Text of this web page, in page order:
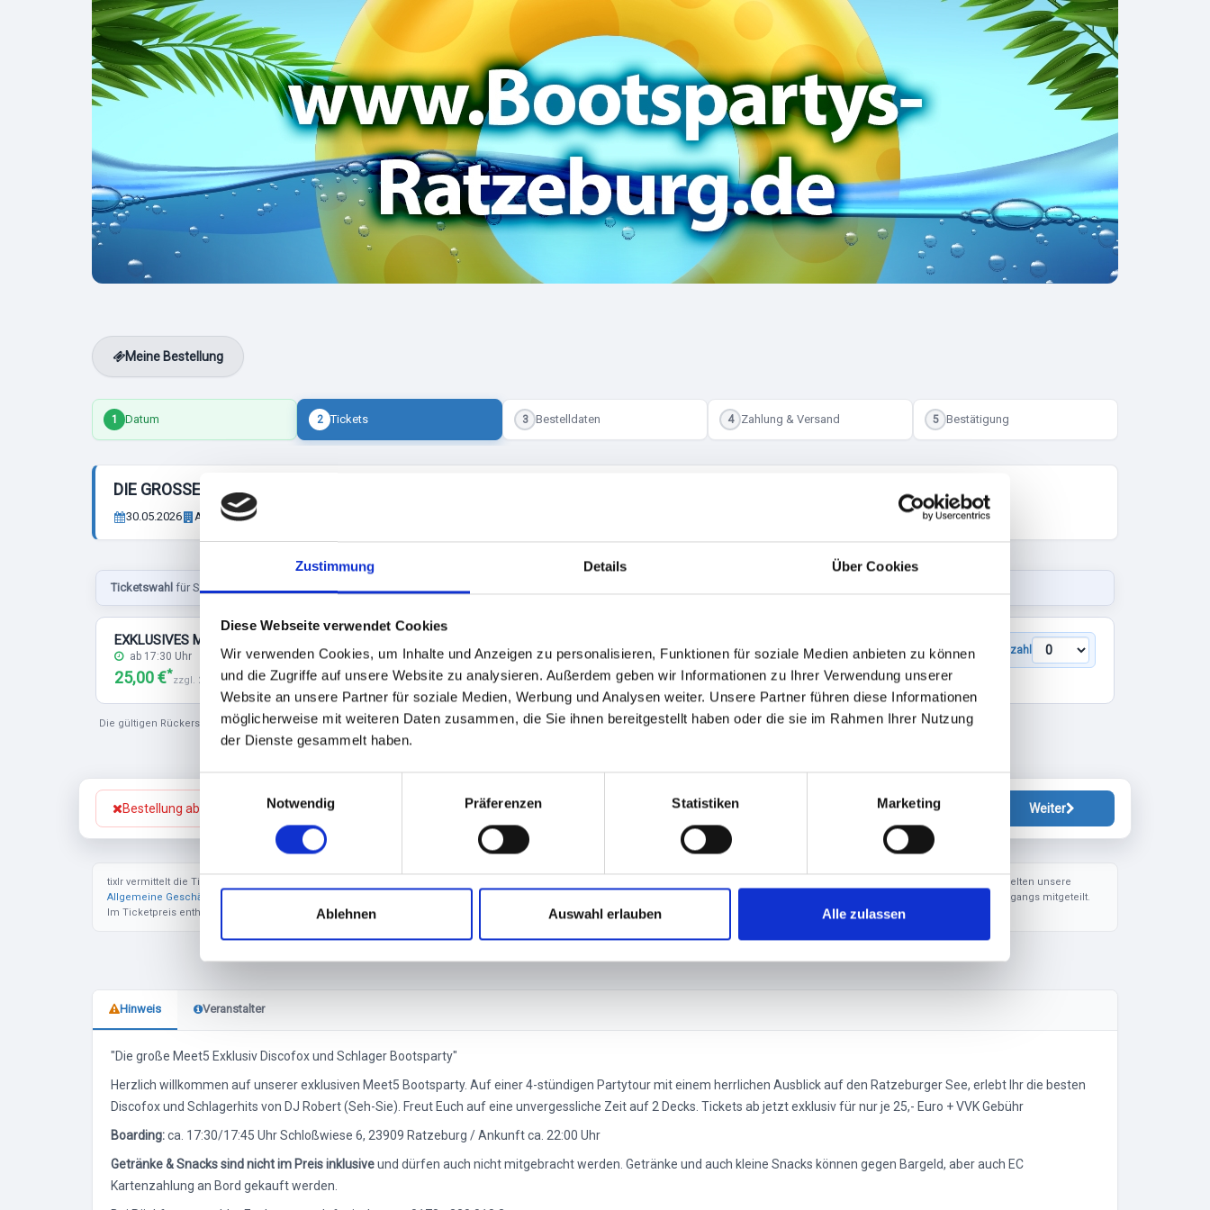
Zustimmung Details Über Cookies
Diese Webseite verwendet Cookies
Wir verwenden Cookies, um Inhalte und Anzeigen zu personalisieren, Funktionen für soziale Medien anbieten zu können
und die Zugriffe auf unsere Website zu analysieren. Außerdem geben wir Informationen zu Ihrer Verwendung unserer
Website an unsere Partner für soziale Medien, Werbung und Analysen weiter. Unsere Partner führen diese Informationen
möglicherweise mit weiteren Daten zusammen, die Sie ihnen bereitgestellt haben oder die sie im Rahmen Ihrer Nutzung
der Dienste gesammelt haben.
n
l
l
g
a
u
s
w
h
l
Notwendig Präferenzen Statistiken Marketing
Ablehnen Auswahl erlauben Alle zulassen
Meine Bestellung
1 Datum 2 Tickets 3 Bestelldaten 4 Zahlung & Versand 5 Bestätigung
DIE GROSSE MEET5 EXKLUSIV DISCOFOX UND SCHLAGER BOOTSPARTY
30.05.2026 Anleger Ratzeburg
Ticketswahl für Samstag, 30.05.2026 / Die große Meet5 Exklusiv Discofox und Schlager Bootsparty 2026
EXKLUSIVES MEET5 PARTYTICKET
ab 17:30 Uhr
25,00 €*
zzgl. 2,78 € Ticketgebühren
Details Anzahl
Die gültigen Rückerstattungsrichtlinien entnehmen Sie bitte aus den Informationen zu jedem Ticket.
Bestellung abbrechen Weiter
tixlr vermittelt die Tickets im Auftrag des jeweiligen Veranstalters. Wir legen größten Wert auf den Schutz Ihrer persönlichen Daten. Erfahren Sie mehr in unserer
. Es gelten unsere
Allgemeine Geschäftsbedingungen
. Zuzüglich zu den angezeigten Ticketpreisen können VVK- und Versandgebühren hinzukommen. Alle Gebühren werden Ihnen während des Bestellvorgangs mitgeteilt.
Im Ticketpreis enthalten ist die gesetzliche Mehrwertsteuer.
Hinweis Veranstalter
"Die große Meet5 Exklusiv Discofox und Schlager Bootsparty"
Herzlich willkommen auf unserer exklusiven Meet5 Bootsparty. Auf einer 4-stündigen Partytour mit einem herrlichen Ausblick auf den Ratzeburger See, erlebt Ihr die besten
Discofox und Schlagerhits von DJ Robert (Seh-Sie). Freut Euch auf eine unvergessliche Zeit auf 2 Decks. Tickets ab jetzt exklusiv für nur je 25,- Euro + VVK Gebühr
Boarding:ca. 17:30/17:45 Uhr Schloßwiese 6, 23909 Ratzeburg / Ankunft ca. 22:00 Uhr
Getränke & Snacks sind nicht im Preis inklusiveund dürfen auch nicht mitgebracht werden. Getränke und auch kleine Snacks können gegen Bargeld, aber auch EC
Kartenzahlung an Bord gekauft werden.